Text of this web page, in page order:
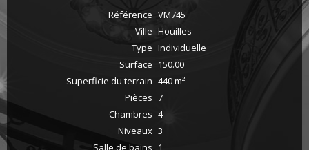
Référence VM745
Ville Houilles
Type Individuelle
Surface 150.00
Superficie du terrain 440 m²
Pièces 7
Chambres 4
Niveaux 3
Salle de bains 1